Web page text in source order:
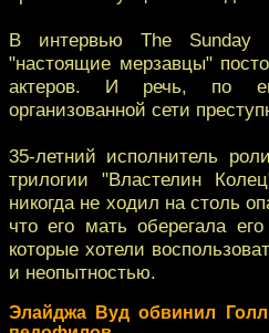
В интервью The Sunday
"настоящие мерзавцы"
актеров. И речь, по
организованной сети
35-летний исполнитель
трилогии "Властелин
никогда не ходил на столь
что его мать оберегала
которые хотели
и неопытностью.
Элайджа Вуд обвинил